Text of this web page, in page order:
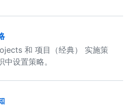
和 项目（经典） 实施策
设置策略。